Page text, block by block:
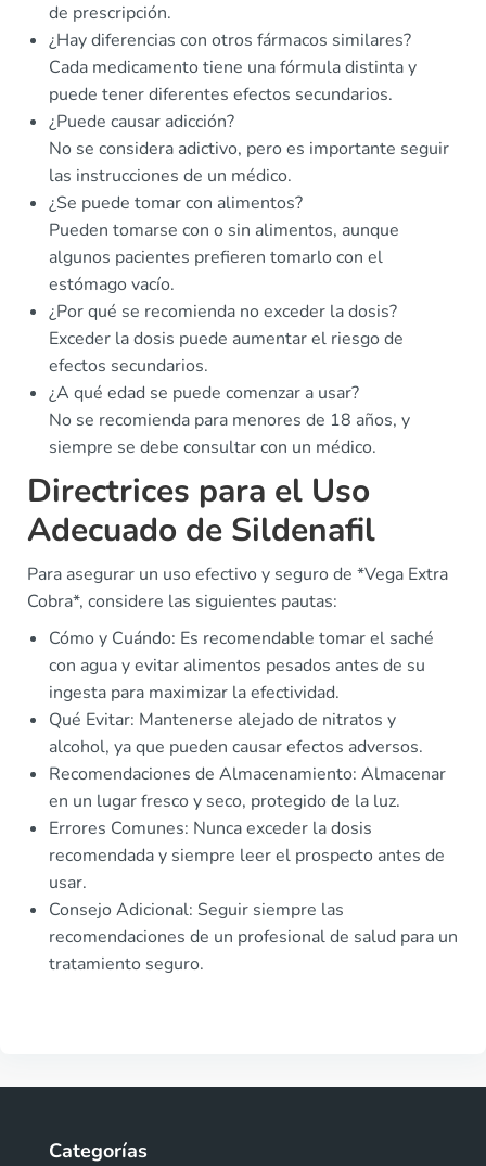
de prescripción.
¿Hay diferencias con otros fármacos similares?
Cada medicamento tiene una fórmula distinta y
puede tener diferentes efectos secundarios.
¿Puede causar adicción?
No se considera adictivo, pero es importante seguir
las instrucciones de un médico.
¿Se puede tomar con alimentos?
Pueden tomarse con o sin alimentos, aunque
algunos pacientes prefieren tomarlo con el
estómago vacío.
¿Por qué se recomienda no exceder la dosis?
Exceder la dosis puede aumentar el riesgo de
efectos secundarios.
¿A qué edad se puede comenzar a usar?
No se recomienda para menores de 18 años, y
siempre se debe consultar con un médico.
Directrices para el Uso
Adecuado de Sildenafil
Para asegurar un uso efectivo y seguro de *Vega Extra
Cobra*, considere las siguientes pautas:
Cómo y Cuándo: Es recomendable tomar el saché
con agua y evitar alimentos pesados antes de su
ingesta para maximizar la efectividad.
Qué Evitar: Mantenerse alejado de nitratos y
alcohol, ya que pueden causar efectos adversos.
Recomendaciones de Almacenamiento: Almacenar
en un lugar fresco y seco, protegido de la luz.
Errores Comunes: Nunca exceder la dosis
recomendada y siempre leer el prospecto antes de
usar.
Consejo Adicional: Seguir siempre las
recomendaciones de un profesional de salud para un
tratamiento seguro.
Categorías